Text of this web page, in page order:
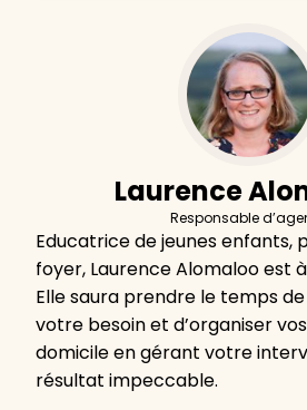
Laurence
Responsable
Educatrice de jeunes enfants,
foyer, Laurence Alomaloo est
Elle saura prendre le temps
votre besoin et d’organiser
domicile en gérant votre
résultat impeccable.